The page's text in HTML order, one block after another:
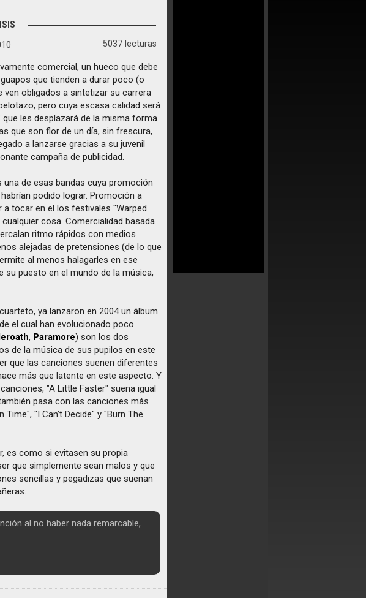
5037 lecturas
comercial, un hueco que debe
que tienden a durar poco (o
ven obligados a sintetizar su carrera
pero cuya escasa calidad será
que les desplazará de la misma forma
que son flor de un día, sin frescura,
a lanzarse gracias a su juvenil
campaña de publicidad.
una de esas bandas cuya promoción
podido lograr. Promoción a
tocar en el los festivales "Warped
cosa. Comercialidad basada
ritmo rápidos con medios
alejadas de pretensiones (de lo que
al menos halagarles en ese
puesto en el mundo de la música,
ya lanzaron en 2004 un álbum
el cual han evolucionado poco.
, Paramore) son los dos
de la música de sus pupilos en este
que las canciones suenen diferentes
más que latente en este aspecto. Y
"A Little Faster" suena igual
pasa con las canciones más
"I Can’t Decide" y "Burn The
es como si evitasen su propia
que simplemente sean malos y que
sencillas y pegadizas que suenan
al no haber nada remarcable,